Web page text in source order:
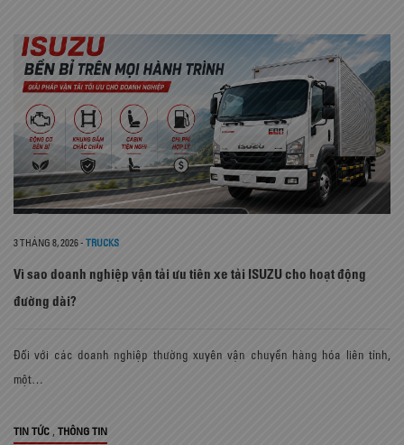
3 THÁNG 8, 2026- TRUCKS
Vì sao doanh nghiệp vận tải ưu tiên xe tải ISUZU cho hoạt động
đường dài?
Đối với các doanh nghiệp thường xuyên vận chuyển hàng hóa liên tỉnh,
một…
TIN TỨC THÔNG TIN